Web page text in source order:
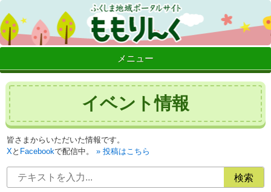
メニュー
イベント情報
皆さまからいただいた情報です。
Xと Facebookで配信中。 投稿はこちら